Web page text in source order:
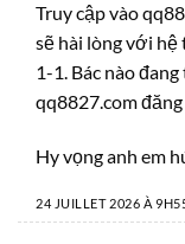
Truy cập vào
sẽ hài lòng với
1-1. Bác nào
qq8827.com đăng
Hy vọng anh em
24 JUILLET 2026 À